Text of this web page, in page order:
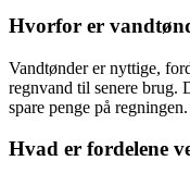
Hvorfor er
Vandtønder er nyttige,
regnvand til senere brug.
spare penge på regningen.
Hvad er fordelene